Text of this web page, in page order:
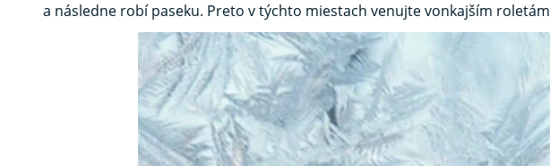
a následne robí paseku. Preto v týchto miestach venujte vonkajším roletám